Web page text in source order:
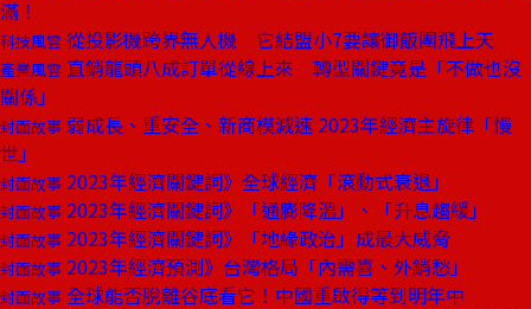
滿！
科技風雲 從投影機跨界無人機 它結盟小7要讓御飯團飛上天
產業風雲 直銷龍頭八成訂單從線上來 轉型關鍵竟是「不做也沒
關係」
封面故事 弱成長、重安全、新商模減速 2023年經濟主旋律「慢
世」
封面故事 2023年經濟關鍵詞》全球經濟「滾動式衰退」
封面故事 2023年經濟關鍵詞》「通膨降溫」、「升息趨緩」
封面故事 2023年經濟關鍵詞》「地緣政治」成最大威脅
封面故事 2023年經濟預測》台灣格局「內需喜、外銷愁」
封面故事 全球能否脫離谷底看它！中國重啟得等到明年中